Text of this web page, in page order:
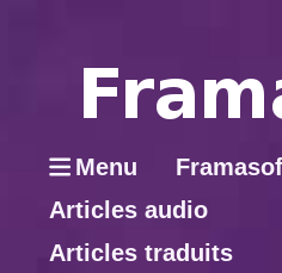
Menu
Articles audio
Articles traduits